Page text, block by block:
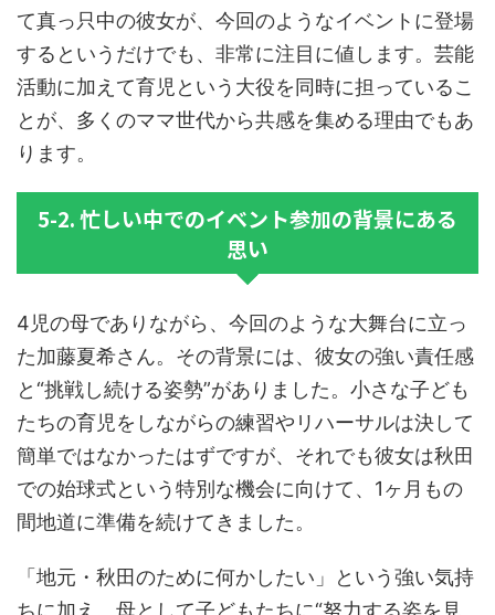
て真っ只中の彼女が、今回のようなイベントに登場
するというだけでも、非常に注目に値します。芸能
活動に加えて育児という大役を同時に担っているこ
とが、多くのママ世代から共感を集める理由でもあ
ります。
5-2. 忙しい中でのイベント参加の背景にある
思い
4児の母でありながら、今回のような大舞台に立っ
た加藤夏希さん。その背景には、彼女の強い責任感
と“挑戦し続ける姿勢”がありました。小さな子ども
たちの育児をしながらの練習やリハーサルは決して
簡単ではなかったはずですが、それでも彼女は秋田
での始球式という特別な機会に向けて、1ヶ月もの
間地道に準備を続けてきました。
「地元・秋田のために何かしたい」という強い気持
ちに加え、母として子どもたちに“努力する姿を見